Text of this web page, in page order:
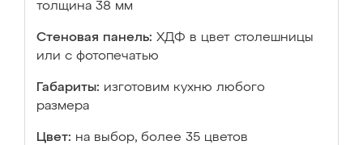
толщина 38 мм
Стеновая панель: ХДФ в цвет столешницы
или с фотопечатью
Габариты: изготовим кухню любого
размера
Цвет: на выбор, более 35 цветов